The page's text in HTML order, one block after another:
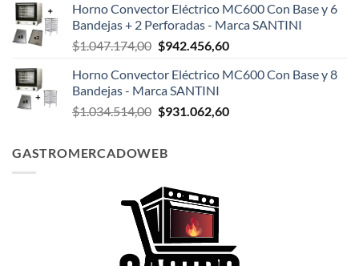
original
era:
$1.047.498,00.
actual
es:
$942.748,20.
Horno Convector Eléctrico MC600 Con Base y 6
Bandejas + 2 Perforadas - Marca SANTINI
$1.047.174,00 El
original
era:
$1.047.174,00.
$942.456,60El
actual
$942.456,60.
Horno Convector Eléctrico MC600 Con Base y 8
Bandejas - Marca SANTINI
$1.034.514,00 El
era:
$931.062,60El
GASTROMERCADOWEB